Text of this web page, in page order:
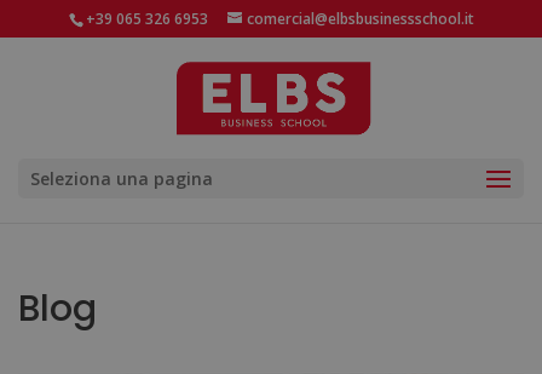
+39 065 326 6953 comercial@elbsbusinessschool.it
Seleziona una pagina
Blog